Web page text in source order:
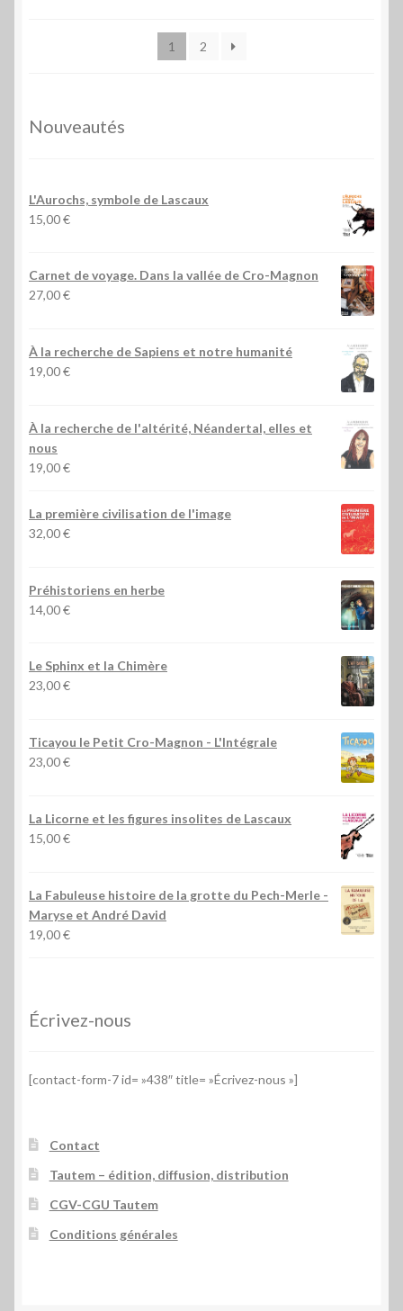
1 2
Nouveautés
L'Aurochs, symbole de Lascaux
15,00€
Carnet de voyage. Dans la vallée de Cro-Magnon
27,00€
À la recherche de Sapiens et notre humanité
19,00€
À la recherche de l'altérité, Néandertal, elles et
nous
19,00€
La première civilisation de l'image
32,00€
Préhistoriens en herbe
14,00€
Le Sphinx et la Chimère
23,00€
Ticayou le Petit Cro-Magnon - L'Intégrale
23,00€
La Licorne et les figures insolites de Lascaux
15,00€
La Fabuleuse histoire de la grotte du Pech-Merle -
Maryse et André David
19,00€
Écrivez-nous
[contact-form-7 id= »438″ title= »Écrivez-nous »]
Contact
Tautem – édition, diffusion, distribution
CGV-CGU Tautem
Conditions générales